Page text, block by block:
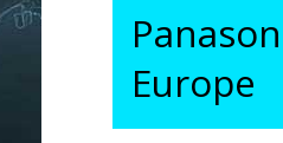
Europe